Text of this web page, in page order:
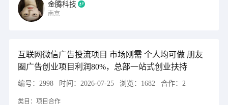
金腾科技
南京
互联网微信广告投流项目 市场刚需 个人均可做 朋友
圈广告创业项目利润80%，总部一站式创业扶持
编号： 2998 时间： 2026-07-25 浏览： 1682 合作： 2
类目： 项目合作